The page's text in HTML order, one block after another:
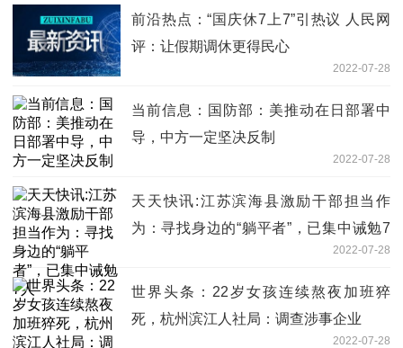
前沿热点：“国庆休7上7”引热议 人民网
评：让假期调休更得民心
2022-07-28
当前信息：国防部：美推动在日部署中
导，中方一定坚决反制
2022-07-28
天天快讯:江苏滨海县激励干部担当作
为：寻找身边的“躺平者”，已集中诫勉7
2022-07-28
世界头条：22岁女孩连续熬夜加班猝
死，杭州滨江人社局：调查涉事企业
2022-07-28